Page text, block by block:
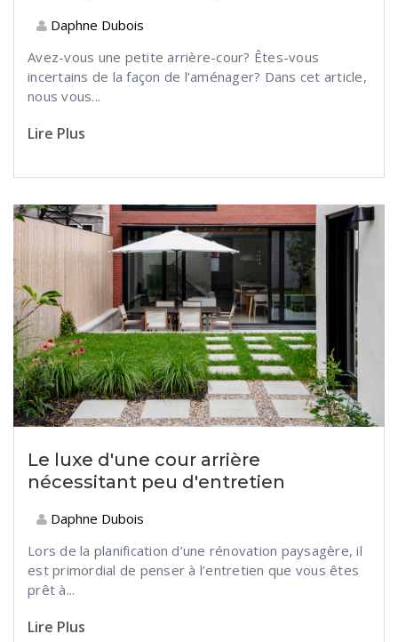
Daphne Dubois
Avez-vous une petite arrière-cour? Êtes-vous
incertains de la façon de l’aménager? Dans cet article,
nous vous...
Lire Plus
Le luxe d'une cour arrière
nécessitant peu d'entretien
Daphne Dubois
Lors de la planification d’une rénovation paysagère, il
est primordial de penser à l’entretien que vous êtes
prêt à...
Lire Plus